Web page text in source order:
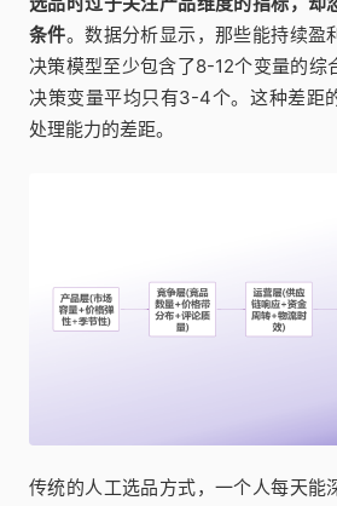
条件。数据分析显示，那些能持续盈
决策模型至少包含了8-12个变量的综
决策变量平均只有3-4个。这种差距
处理能力的差距。
传统的人工选品方式，一个人每天能